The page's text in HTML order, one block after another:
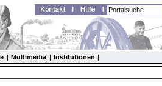
| Multimedia | Institutionen |